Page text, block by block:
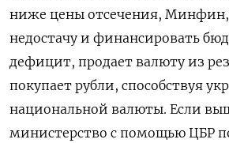
ниже цены отсечения,
недостачу и финансировать
дефицит, продает валюту из
покупает рубли, способствуя
национальной валюты. Если
министерство с помощью ЦБР